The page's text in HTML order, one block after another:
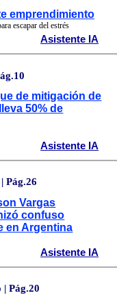
emprendimiento
escapar del estrés
Asistente IA
de mitigación de
50% de
Asistente IA
Pág.26
Vargas
confuso
en Argentina
Asistente IA
| Pág.20